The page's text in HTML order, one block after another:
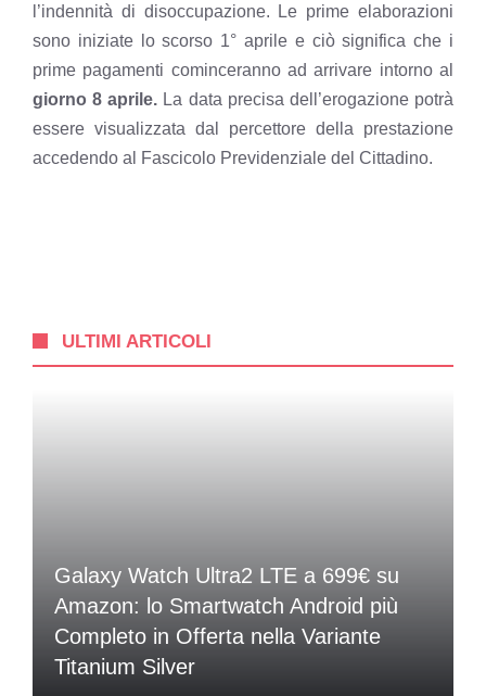
l’indennità di disoccupazione. Le prime elaborazioni
sono iniziate lo scorso 1° aprile e ciò significa che i
prime pagamenti cominceranno ad arrivare intorno al
giorno 8 aprile. La data precisa dell’erogazione potrà
essere visualizzata dal percettore della prestazione
accedendo al Fascicolo Previdenziale del Cittadino.
ULTIMI ARTICOLI
Galaxy Watch Ultra2 LTE a 699€ su
Amazon: lo Smartwatch Android più
Completo in Offerta nella Variante
Titanium Silver